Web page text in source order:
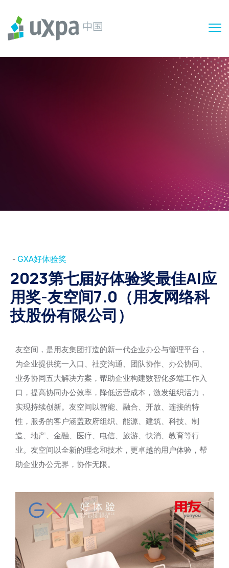
- GXA好体验奖
2023第七届好体验奖最佳AI应
用奖-友空间7.0（用友网络科
技股份有限公司）
友空间，是用友集团打造的新一代企业办公与管理平台，
为企业提供统一入口、社交沟通、团队协作、办公协同、
业务协同五大解决方案，帮助企业构建数智化多端工作入
口，提高协同办公效率，降低运营成本，激发组织活力，
实现持续创新。友空间以智能、融合、开放、连接的特
性，服务的客户涵盖政府组织、能源、建筑、科技、制
造、地产、金融、医疗、电信、旅游、快消、教育等行
业。友空间以全新的理念和技术，更卓越的用户体验，帮
助企业办公无界，协作无限。